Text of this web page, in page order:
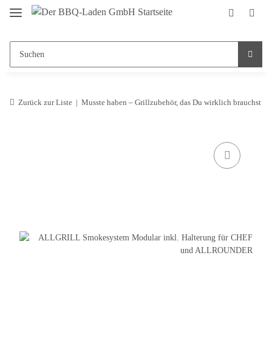
Zurück zur Liste Musste haben – Grillzubehör, das Du wirklich brauchst